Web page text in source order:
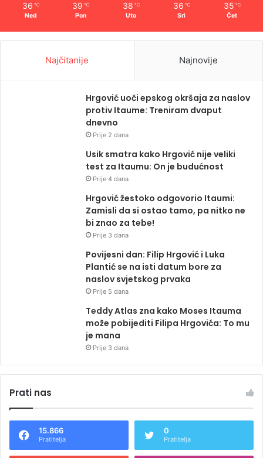
36 ℃
Ned
39 ℃
Pon
38 ℃
Uto
36 ℃
Sri
35 ℃
Čet
Najčitanije Najnovije
Hrgović uoči epskog okršaja za naslov
protiv Itaume: Treniram dvaput
dnevno
Prije 2 dana
Usik smatra kako Hrgović nije veliki
test za Itaumu: On je budućnost
Prije 4 dana
Hrgović žestoko odgovorio Itaumi:
Zamisli da si ostao tamo, pa nitko ne
bi znao za tebe!
Prije 3 dana
Povijesni dan: Filip Hrgović i Luka
Plantić se na isti datum bore za
naslov svjetskog prvaka
Prije 5 dana
Teddy Atlas zna kako Moses Itauma
može pobijediti Filipa Hrgovića: To mu
je mana
Prije 3 dana
Prati nas
15.866
Pratitelja
0
Pratitelja